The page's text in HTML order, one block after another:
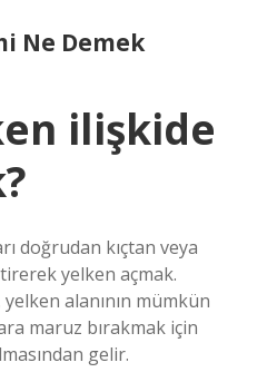
Ne Demek
ilişkide
doğrudan kıçtan veya
yelken açmak.
yelken alanının mümkün
maruz bırakmak için
gelir.